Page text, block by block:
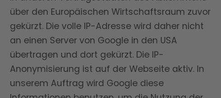
über den Europäischen Wirtschaftsraum zuvor
gekürzt. Die volle IP-Adresse wird daher nicht
an einen Server von Google in den USA
übertragen und dort gekürzt. Die IP-
Anonymisierung ist auf der Webseite aktiv. In
unserem Auftrag wird Google diese